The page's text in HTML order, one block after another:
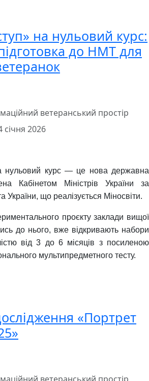
на нульовий курс:
до НМТ для
ветеранський простір
січня 2026
нульовий курс — це нова державна
Кабінетом Міністрів України за
України, що реалізується Міносвіти.
проєкту заклади вищої
до нього, вже відкривають набори
від 3 до 6 місяців з посиленою
мультипредметного тесту.
«Портрет